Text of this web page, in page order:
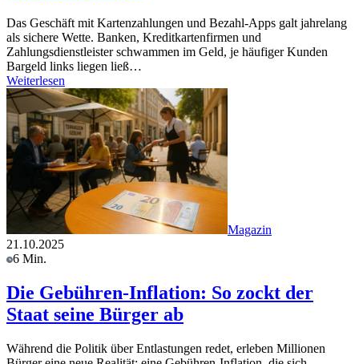
Das Geschäft mit Kartenzahlungen und Bezahl-Apps galt jahrelang
als sichere Wette. Banken, Kreditkartenfirmen und
Zahlungsdienstleister schwammen im Geld, je häufiger Kunden
Bargeld links liegen ließ…
Weiterlesen
Magazin
21.10.2025
6 Min.
Die Gebühren-Inflation: So zockt der
Staat seine Bürger ab
Während die Politik über Entlastungen redet, erleben Millionen